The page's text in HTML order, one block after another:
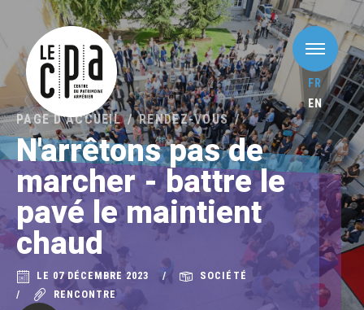
FR
EN
PAGE D'ACCUEIL RENDEZ-VOUS
N'arrêtons pas de
marcher - battre le
pavé le maintient
chaud
LE 07 DÉCEMBRE 2023
SOCIÉTÉ
RENCONTRE